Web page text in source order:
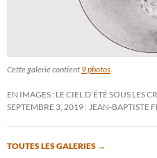
Cette galerie contient 9 photos
EN IMAGES : LE CIEL D’ÉTÉ SOUS LES
SEPTEMBRE 3, 2019
JEAN-BAPTISTE
TOUTES LES GALERIES →